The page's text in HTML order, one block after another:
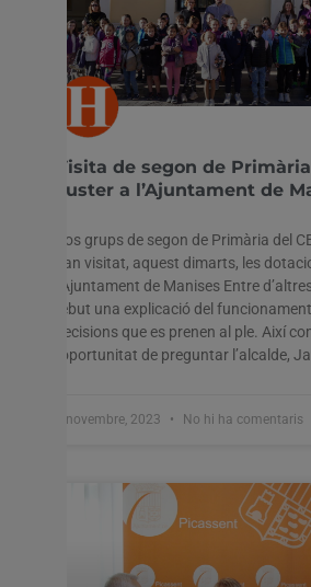
Visita de segon de
Fuster a l’Ajuntament de
Dos grups de segon de Primària del
han visitat, aquest dimarts, les
l’Ajuntament de Manises Entre
rebut una explicació del
decisions que es prenen al ple. Així
l’oportunitat de preguntar l’alcalde,
7 novembre, 2023 No hi ha comentaris